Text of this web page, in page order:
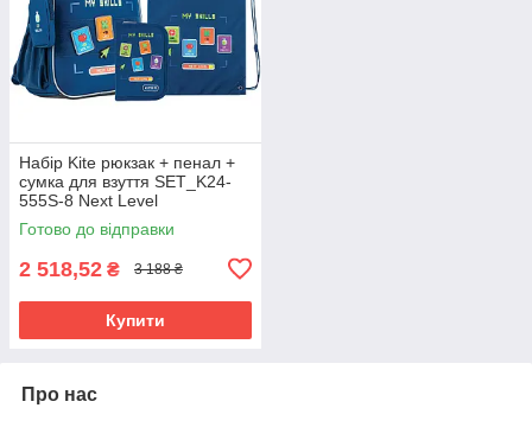
Набір Kite рюкзак + пенал +
сумка для взуття SET_K24-
555S-8 Next Level
Готово до відправки
2 518,52 ₴ 3 188 ₴
Купити
Про нас